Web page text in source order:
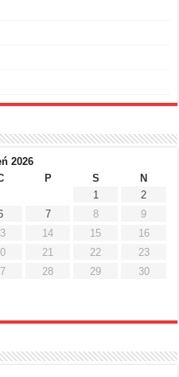
2026
P S
N
1
2
7 8
9
14 15
16
21 22
23
28 29
30